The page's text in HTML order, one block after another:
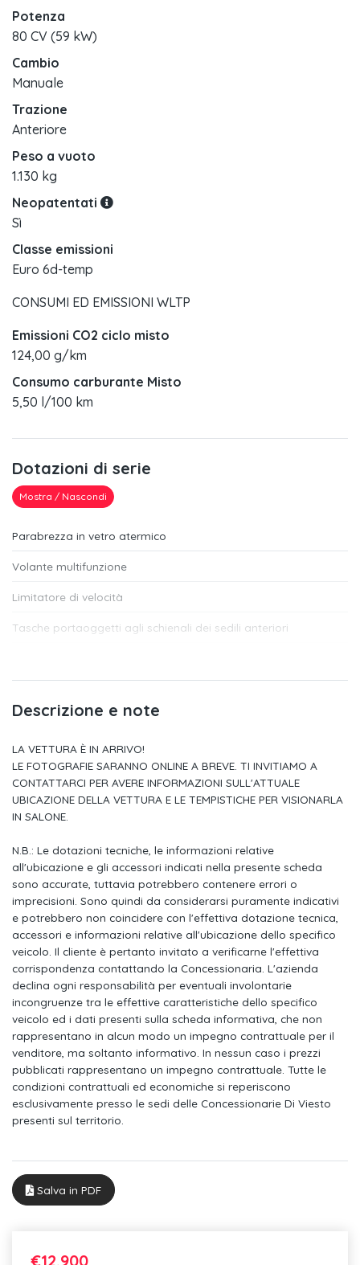
Potenza
80 CV (59 kW)
Cambio
Manuale
Trazione
Anteriore
Peso a vuoto
1.130 kg
Neopatentati
Sì
Classe emissioni
Euro 6d-temp
CONSUMI ED EMISSIONI WLTP
Emissioni CO2 ciclo misto
124,00 g/km
Consumo carburante Misto
5,50 l/100 km
Dotazioni di serie
Mostra / Nascondi
Parabrezza in vetro atermico
Volante multifunzione
Limitatore di velocità
Tasche portaoggetti agli schienali dei sedili anteriori
Gusci specchietti retrovisivi esterni e maniglie delle portiere in
Paraurti in colore carrozzeria e griglia del radiatore con listello
Tergicristalli anteriori a funzionamento intermittente
Cintura di sicurezza a tre punti per il sedile posteriore
Rivestimento dei sedili in tessuto "slash"
Wireless charging
Volkswagen connect
Filtro antipolline-antipolvere
Radio "composition media"
Sistema start-stop con sistema di recupero energia in frenata
Front assist - sistema di assistenza alla frenata
Bulloni antifurto
Sedile conducente e passeggero con regolazione in altezza
Gruppi ottici posteriori alogeni rosso scuro
Riconoscimento pedoni
Descrizione e note
LA VETTURA È IN ARRIVO!
LE FOTOGRAFIE SARANNO ONLINE A BREVE. TI INVITIAMO A
CONTATTARCI PER AVERE INFORMAZIONI SULL'ATTUALE
UBICAZIONE DELLA VETTURA E LE TEMPISTICHE PER VISIONARLA
IN SALONE.
N.B.: Le dotazioni tecniche, le informazioni relative
all'ubicazione e gli accessori indicati nella presente scheda
sono accurate, tuttavia potrebbero contenere errori o
imprecisioni. Sono quindi da considerarsi puramente indicativi
e potrebbero non coincidere con l'effettiva dotazione tecnica,
accessori e informazioni relative all'ubicazione dello specifico
veicolo. Il cliente è pertanto invitato a verificarne l'effettiva
corrispondenza contattando la Concessionaria. L'azienda
declina ogni responsabilità per eventuali involontarie
incongruenze tra le effettive caratteristiche dello specifico
veicolo ed i dati presenti sulla scheda informativa, che non
rappresentano in alcun modo un impegno contrattuale per il
venditore, ma soltanto informativo. In nessun caso i prezzi
pubblicati rappresentano un impegno contrattuale. Tutte le
condizioni contrattuali ed economiche si reperiscono
esclusivamente presso le sedi delle Concessionarie Di Viesto
presenti sul territorio.
Salva in PDF
€12.900